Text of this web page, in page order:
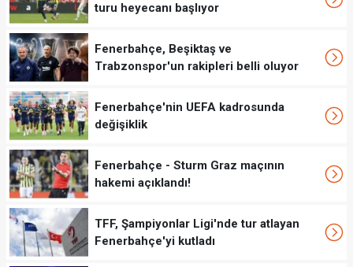
turu heyecanı başlıyor
Fenerbahçe, Beşiktaş ve
Trabzonspor'un rakipleri belli oluyor
Fenerbahçe'nin UEFA kadrosunda
değişiklik
Fenerbahçe - Sturm Graz maçının
hakemi açıklandı!
TFF, Şampiyonlar Ligi'nde tur atlayan
Fenerbahçe'yi kutladı